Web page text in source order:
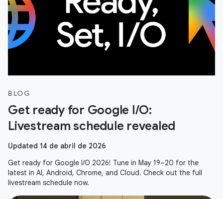
BLOG
Get ready for Google I/O:
Livestream schedule revealed
Updated 14 de abril de 2026
Get ready for Google I/O 2026! Tune in May 19–20 for the
latest in AI, Android, Chrome, and Cloud. Check out the full
livestream schedule now.